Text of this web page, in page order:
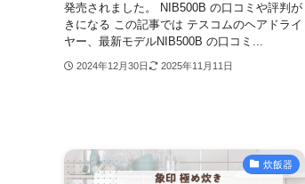
発売されました。 NIB500B の口コミや評判が
きになる この記事では テスコムのヘアドライ
ヤー、最新モデルNIB500B の口コミ...
2024年12月30日 2025年11月11日
炊飯器